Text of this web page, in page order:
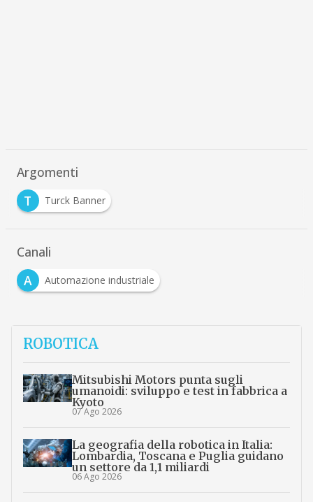
Argomenti
T
Turck Banner
Canali
A
Automazione industriale
ROBOTICA
Mitsubishi Motors punta sugli
umanoidi: sviluppo e test in fabbrica a
Kyoto
07 Ago 2026
La geografia della robotica in Italia:
Lombardia, Toscana e Puglia guidano
un settore da 1,1 miliardi
06 Ago 2026